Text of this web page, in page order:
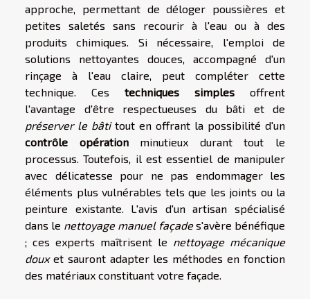
approche, permettant de déloger poussières et
petites saletés sans recourir à l'eau ou à des
produits chimiques. Si nécessaire, l'emploi de
solutions nettoyantes douces, accompagné d'un
rinçage à l'eau claire, peut compléter cette
technique. Ces techniques simples offrent
l'avantage d'être respectueuses du bâti et de
préserver le bâtitout en offrant la possibilité d'un
contrôle opérationminutieux durant tout le
processus. Toutefois, il est essentiel de manipuler
avec délicatesse pour ne pas endommager les
éléments plus vulnérables tels que les joints ou la
peinture existante. L'avis d'un artisan spécialisé
dans le nettoyage manuel façades'avère bénéfique
; ces experts maîtrisent le nettoyage mécanique
douxet sauront adapter les méthodes en fonction
des matériaux constituant votre façade.